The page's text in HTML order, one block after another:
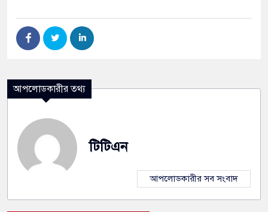
আপলোডকারীর তথ্য
টিটিএন
আপলোডকারীর সব সংবাদ